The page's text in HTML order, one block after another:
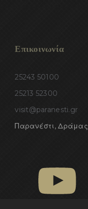
Επικοινωνία
25243 50100
25213 52300
visit@paranesti.gr
Παρανέστι, Δράμας